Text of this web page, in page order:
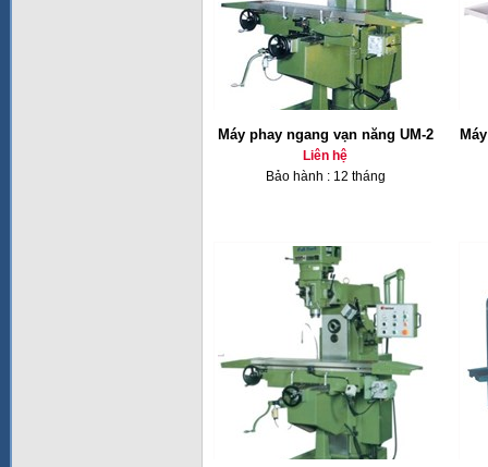
Máy phay ngang vạn năng UM-2
Liên hệ
Bảo hành : 12 tháng